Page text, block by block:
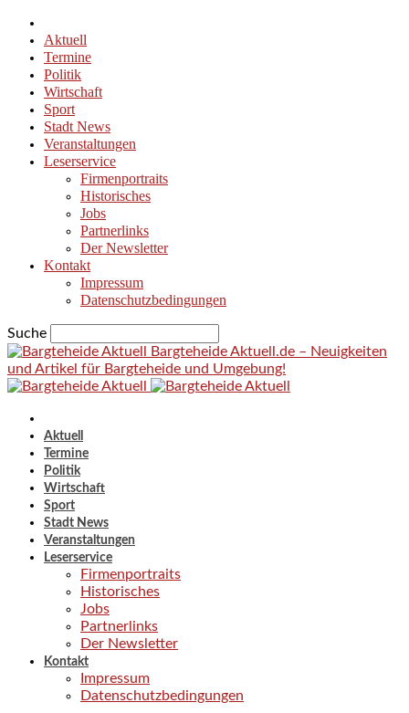
Aktuell
Termine
Politik
Wirtschaft
Sport
Stadt News
Veranstaltungen
Leserservice
Firmenportraits
Historisches
Jobs
Partnerlinks
Der Newsletter
Kontakt
Impressum
Datenschutzbedingungen
Suche
Bargteheide Aktuell.de – Neuigkeiten
und Artikel für Bargteheide und Umgebung!
Aktuell
Termine
Politik
Wirtschaft
Sport
Stadt News
Veranstaltungen
Leserservice
Firmenportraits
Historisches
Jobs
Partnerlinks
Der Newsletter
Kontakt
Impressum
Datenschutzbedingungen